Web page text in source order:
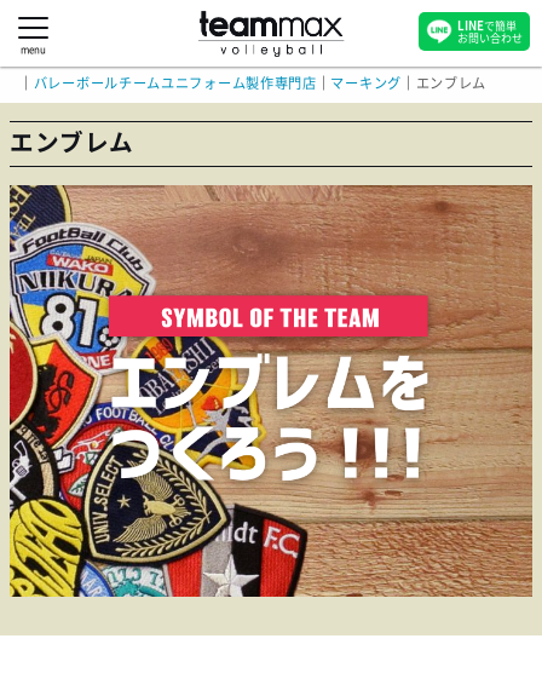
menu
バレーボールチームユニフォーム製作専門店 マーキング エンブレム
エンブレム
LINEで簡単
お問い合わせ